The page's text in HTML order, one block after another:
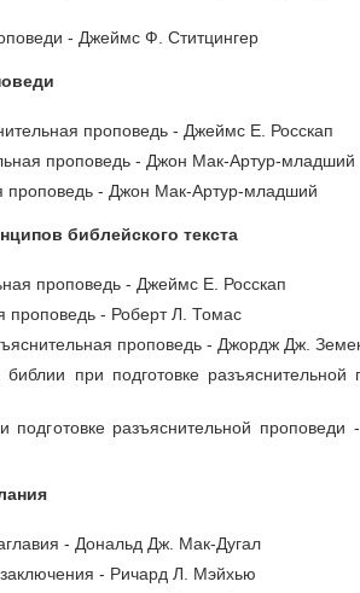
- Джеймс Ф. Ститцингер
проповедь - Джеймс Е. Росскап
проповедь - Джон Мак-Артур-младший
проповедь - Джон Мак-Артур-младший
библейского текста
проповедь - Джеймс Е. Росскап
проповедь - Роберт Л. Томас
проповедь - Джордж Дж.
при подготовке разъяснительной
подготовке разъяснительной
- Дональд Дж. Мак-Дугал
- Ричард Л. Мэйхью